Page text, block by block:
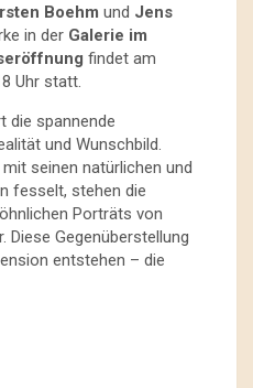
Boehm und Jens
in der Galerie im
findet am
Uhr statt.
die spannende
und Wunschbild.
mit seinen natürlichen und
fesselt, stehen die
Porträts von
Diese Gegenüberstellung
entstehen – die